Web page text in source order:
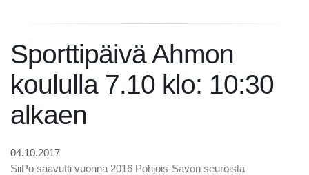
Sporttipäivä Ahmon
koululla 7.10 klo: 10:30
alkaen
04.10.2017
SiiPo saavutti vuonna 2016 Pohjois-Savon seuroista